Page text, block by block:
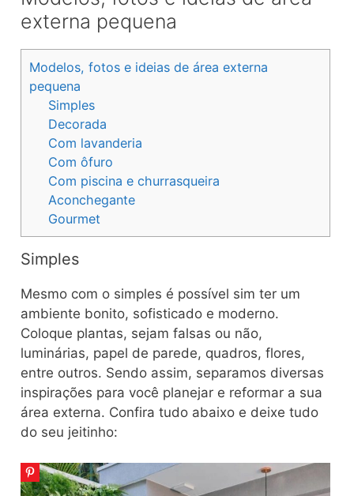
externa pequena
Modelos, fotos e ideias de área externa
pequena
Simples
Decorada
Com lavanderia
Com ôfuro
Com piscina e churrasqueira
Aconchegante
Gourmet
Simples
Mesmo com o simples é possível sim ter um
ambiente bonito, sofisticado e moderno.
Coloque plantas, sejam falsas ou não,
luminárias, papel de parede, quadros, flores,
entre outros. Sendo assim, separamos diversas
inspirações para você planejar e reformar a sua
área externa. Confira tudo abaixo e deixe tudo
do seu jeitinho: